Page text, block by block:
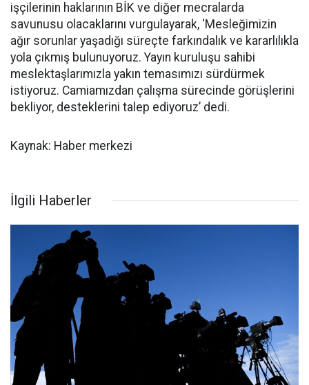
işçilerinin haklarının BİK ve diğer mecralarda
savunusu olacaklarını vurgulayarak, ‘Mesleğimizin
ağır sorunlar yaşadığı süreçte farkındalık ve kararlılıkla
yola çıkmış bulunuyoruz. Yayın kuruluşu sahibi
meslektaşlarımızla yakın temasımızı sürdürmek
istiyoruz. Camiamızdan çalışma sürecinde görüşlerini
bekliyor, desteklerini talep ediyoruz’ dedi.
Kaynak: Haber merkezi
İlgili Haberler